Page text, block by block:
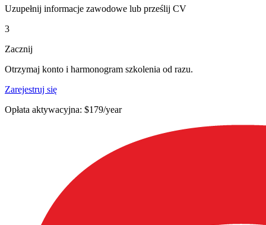
Uzupełnij informacje zawodowe lub prześlij CV
3
Zacznij
Otrzymaj konto i harmonogram szkolenia od razu.
Zarejestruj się
Opłata aktywacyjna: $179/year